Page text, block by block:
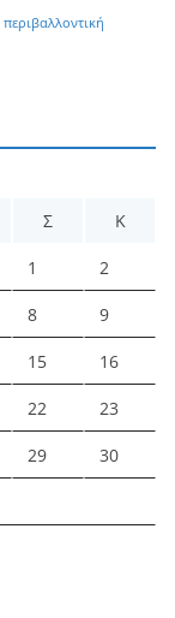
περιβαλλοντική
Σ Κ
1 2
8 9
15 16
22 23
29 30